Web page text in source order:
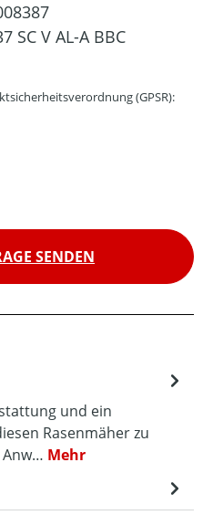
SC V AL-A BBC
(GPSR):
SENDEN
und ein
Rasenmäher zu
Anw… Mehr